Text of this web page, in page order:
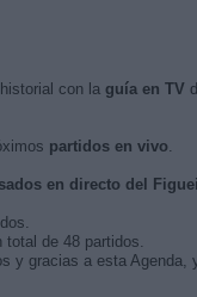
con la guía en TV
partidos en vivo.
en directo del
total de 48 partidos.
gracias a esta Agenda,